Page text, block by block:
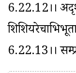
6.22.12।।
6.22.13।।